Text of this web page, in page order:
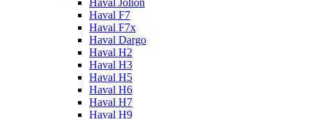
Haval Jolion
Haval F7
Haval F7x
Haval Dargo
Haval H2
Haval H3
Haval H5
Haval H6
Haval H7
Haval H9